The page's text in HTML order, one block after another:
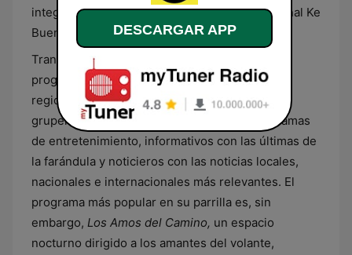
integrada en la red de radios de formato regional Ke
Buena.
Transmite una programación que combina
programas musicales dedicados a la música
regional mexicana, en particular a los géneros
grupero, de banda, mariachi y norteño, programas
de entretenimiento, informativos con las últimas de
la farándula y noticieros con las noticias locales,
nacionales e internacionales más relevantes. El
programa más popular en su parrilla es, sin
embargo, Los Amos del Camino, un espacio
nocturno dirigido a los amantes del volante,
DESCARGAR APP